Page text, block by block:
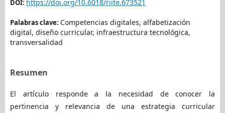
DOI: https://doi.org/10.6018/riite.673521
Palabras clave: Competencias digitales, alfabetización
digital, diseño curricular, infraestructura tecnológica,
transversalidad
Resumen
El artículo responde a la necesidad de conocer la
pertinencia y relevancia de una estrategia curricular